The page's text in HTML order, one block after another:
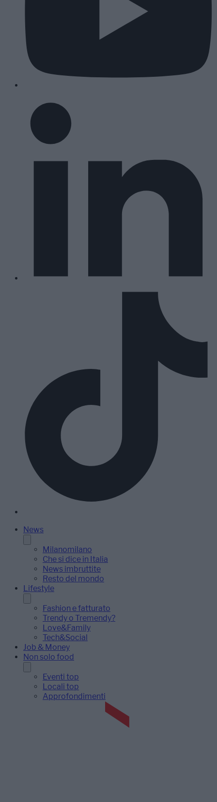
News
Milanomilano
Che si dice in Italia
News imbruttite
Resto del mondo
Lifestyle
Fashion e fatturato
Trendy o Tremendy?
Love&Family
Tech&Social
Job & Money
Non solo food
Eventi top
Locali top
Approfondimenti